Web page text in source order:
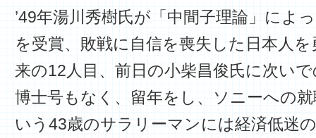
’49年湯川秀樹氏が「中間子理論」によ
を受賞、敗戦に自信を喪失した日本人
来の12人目、前日の小柴昌俊氏に次い
博士号もなく、留年をし、ソニーへの
いう43歳のサラリーマンには経済低迷